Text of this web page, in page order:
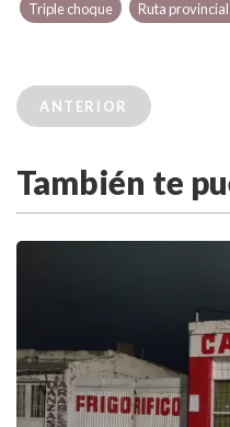
Triple choque Ruta provincial
ANTERIOR
También te